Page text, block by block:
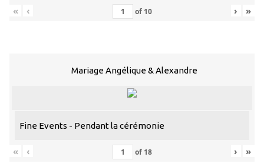
« ‹ of 10 › »
Mariage Angélique & Alexandre
Fine Events - Pendant la cérémonie
« ‹ of 18 › »